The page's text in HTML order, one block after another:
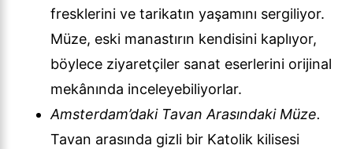
fresklerini ve tarikatın yaşamını sergiliyor.
Müze, eski manastırın kendisini kaplıyor,
böylece ziyaretçiler sanat eserlerini orijinal
mekânında inceleyebiliyorlar.
Amsterdam’daki Tavan Arasındaki Müze.
Tavan arasında gizli bir Katolik kilisesi